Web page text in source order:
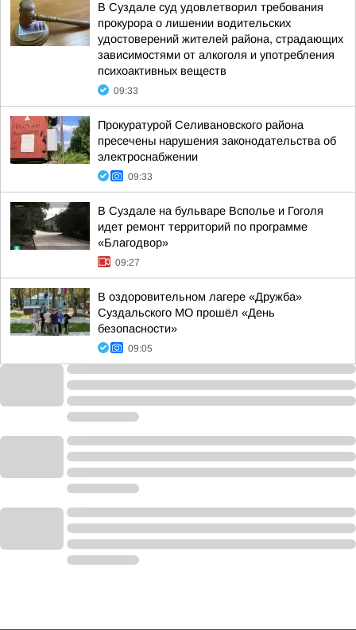
В Суздале суд удовлетворил требования
прокурора о лишении водительских
удостоверений жителей района, страдающих
зависимостями от алкоголя и употребления
психоактивных веществ
09:33
Прокуратурой Селивановского района
пресечены нарушения законодательства об
электроснабжении
09:33
В Суздале на бульваре Всполье и Гоголя
идет ремонт территорий по программе
«Благодвор»
09:27
В оздоровительном лагере «Дружба»
Суздальского МО прошёл «День
безопасности»
09:05